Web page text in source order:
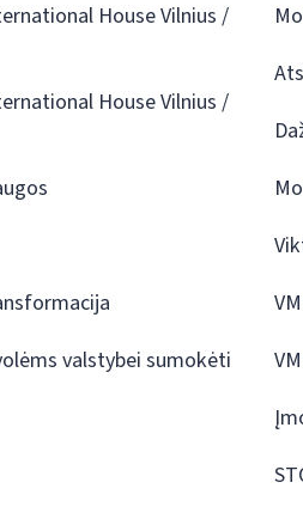
House Vilnius /
House Vilnius /
valstybei sumokėti